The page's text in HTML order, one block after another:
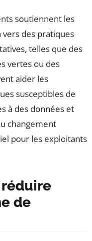
soutiennent les
des pratiques
telles que des
vertes ou des
aider les
susceptibles de
à des données et
changement
pour les exploitants
de